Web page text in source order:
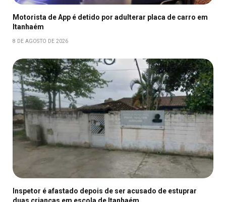
Motorista de App é detido por adulterar placa de carro em
Itanhaém
8 DE AGOSTO DE 2026
Inspetor é afastado depois de ser acusado de estuprar
duas crianças em escola de Itanhaém